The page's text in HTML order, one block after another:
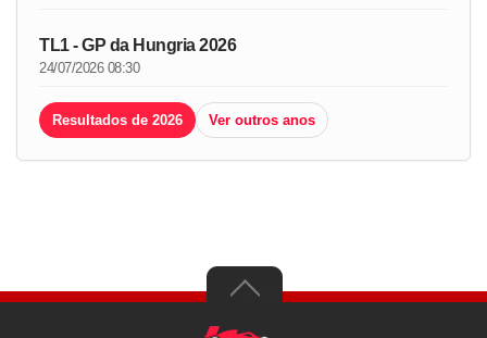
TL1 - GP da Hungria 2026
24/07/2026 08:30
Resultados de 2026 Ver outros anos